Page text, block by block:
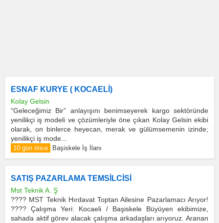
ESNAF KURYE ( KOCAELİ)
Kolay Gelsin
“Geleceğimiz Bir” anlayışını benimseyerek kargo sektöründe
yenilikçi iş modeli ve çözümleriyle öne çıkan Kolay Gelsin ekibi
olarak, on binlerce heyecan, merak ve gülümsemenin izinde;
yenilikçi iş mode...
10 gün önce Başiskele İş İlanı
SATIŞ PAZARLAMA TEMSİLCİSİ
Mst Teknik A. Ş
???? MST Teknik Hırdavat Toptan Ailesine Pazarlamacı Arıyor!
???? Çalışma Yeri: Kocaeli / Başiskele Büyüyen ekibimize,
sahada aktif görev alacak çalışma arkadaşları arıyoruz. Aranan